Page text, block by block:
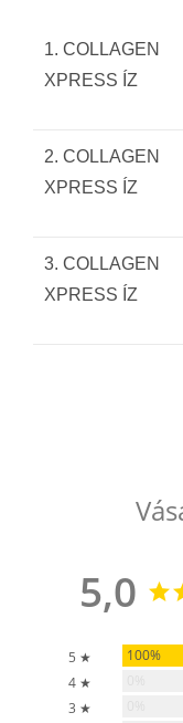
1. COLLAGEN
XPRESS ÍZ
2. COLLAGEN
XPRESS ÍZ
3. COLLAGEN
XPRESS ÍZ
5,0
5 ★ 100%
4 ★
3 ★